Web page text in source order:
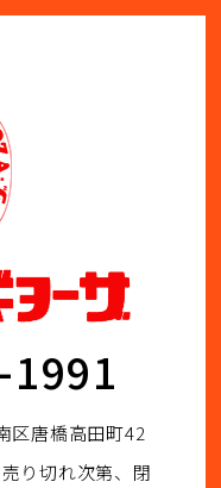
唐橋高田町42
り切れ次第、閉